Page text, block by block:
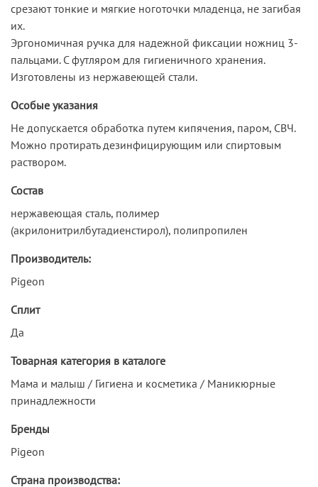
срезают тонкие и мягкие ноготочки младенца, не загибая
их.
Эргономичная ручка для надежной фиксации ножниц 3-
пальцами. С футляром для гигиеничного хранения.
Изготовлены из нержавеющей стали.
Особые указания
Не допускается обработка путем кипячения, паром, СВЧ.
Можно протирать дезинфицирующим или спиртовым
раствором.
Состав
нержавеющая сталь, полимер
(акрилонитрилбутадиенстирол), полипропилен
Производитель:
Pigeon
Сплит
Да
Товарная категория в каталоге
Мама и малыш / Гигиена и косметика / Маникюрные
принадлежности
Бренды
Pigeon
Страна производства: